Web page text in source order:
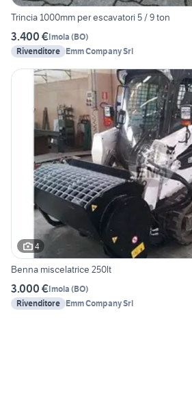
Trincia 1000mm per escavatori 5 / 9 ton
3.400 €Imola (BO)
Rivenditore Emm Company Srl
4
Benna miscelatrice 250lt
3.000 €Imola (BO)
Rivenditore Emm Company Srl